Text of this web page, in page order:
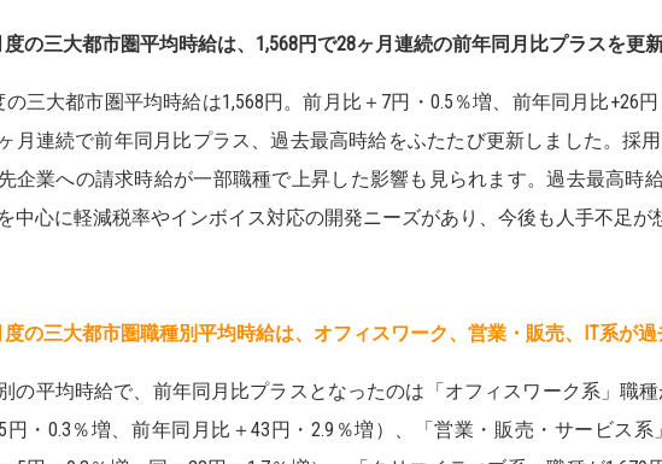
の三大都市圏平均時給は、1,568円で28ヶ月連続の前年同月比プラスを更新
の三大都市圏平均時給は1,568円。前月比＋7円・0.5％増、前年同月比+26
月連続で前年同月比プラス、過去最高時給をふたたび更新しました。採
企業への請求時給が一部職種で上昇した影響も見られます。過去最高時
中心に軽減税率やインボイス対応の開発ニーズがあり、今後も人手不足が
の三大都市圏職種別平均時給は、 オフィスワーク、営業・販売、IT系が過
の平均時給で、前年同月比プラスとなったのは「オフィスワーク系」職種
円・0.3％増、前年同月比＋43円・2.9％増）、「営業・販売・サービス系